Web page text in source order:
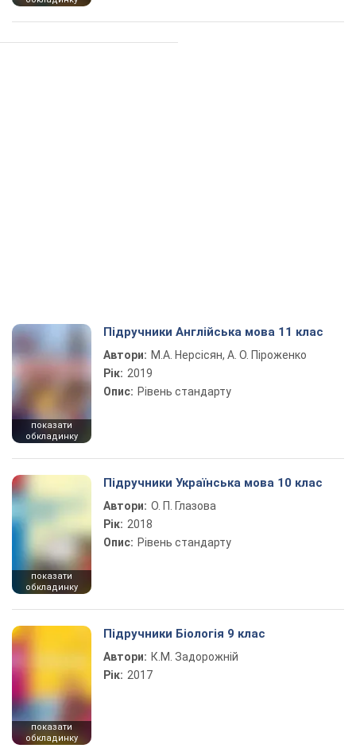
показати
обкладинку
Підручники Англійська мова 11 клас
Автори: М.А. Нерсісян, А. О. Піроженко
Рік: 2019
Опис: Рівень стандарту
показати
обкладинку
Підручники Українська мова 10 клас
Автори: О. П. Глазова
Рік: 2018
Опис: Рівень стандарту
показати
обкладинку
Підручники Біологія 9 клас
Автори: К.М. Задорожній
Рік: 2017